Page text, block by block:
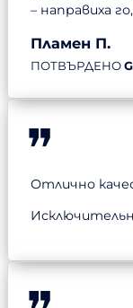
– направиха
Пламен П.
ПОТВЪРДЕНО
Отлично